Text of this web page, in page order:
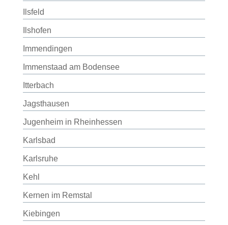
Ilsfeld
Ilshofen
Immendingen
Immenstaad am Bodensee
Itterbach
Jagsthausen
Jugenheim in Rheinhessen
Karlsbad
Karlsruhe
Kehl
Kernen im Remstal
Kiebingen